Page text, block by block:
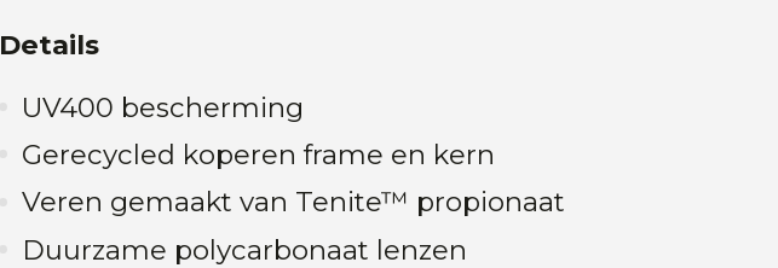
Details
UV400 bescherming
Gerecycled koperen frame en kern
Veren gemaakt van Tenite™ propionaat
Duurzame polycarbonaat lenzen